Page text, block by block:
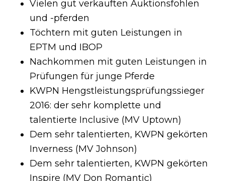
Vielen gut verkauften Auktionsfohlen
und -pferden
Töchtern mit guten Leistungen in
EPTM und IBOP
Nachkommen mit guten Leistungen in
Prüfungen für junge Pferde
KWPN Hengstleistungsprüfungssieger
2016: der sehr komplette und
talentierte Inclusive (MV Uptown)
Dem sehr talentierten, KWPN gekörten
Inverness (MV Johnson)
Dem sehr talentierten, KWPN gekörten
Inspire (MV Don Romantic)